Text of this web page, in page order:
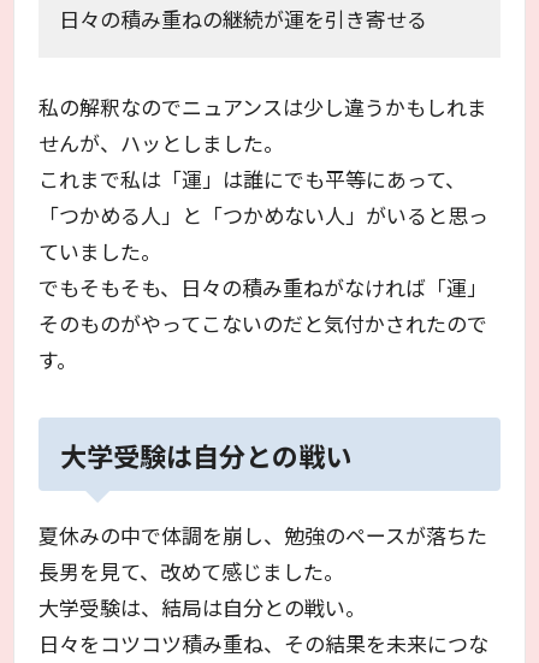
日々の積み重ねの継続が運を引き寄せる
私の解釈なのでニュアンスは少し違うかもしれま
せんが、ハッとしました。
これまで私は「運」は誰にでも平等にあって、
「つかめる人」と「つかめない人」がいると思っ
ていました。
でもそもそも、日々の積み重ねがなければ「運」
そのものがやってこないのだと気付かされたので
す。
大学受験は自分との戦い
夏休みの中で体調を崩し、勉強のペースが落ちた
長男を見て、改めて感じました。
大学受験は、結局は自分との戦い。
日々をコツコツ積み重ね、その結果を未来につな